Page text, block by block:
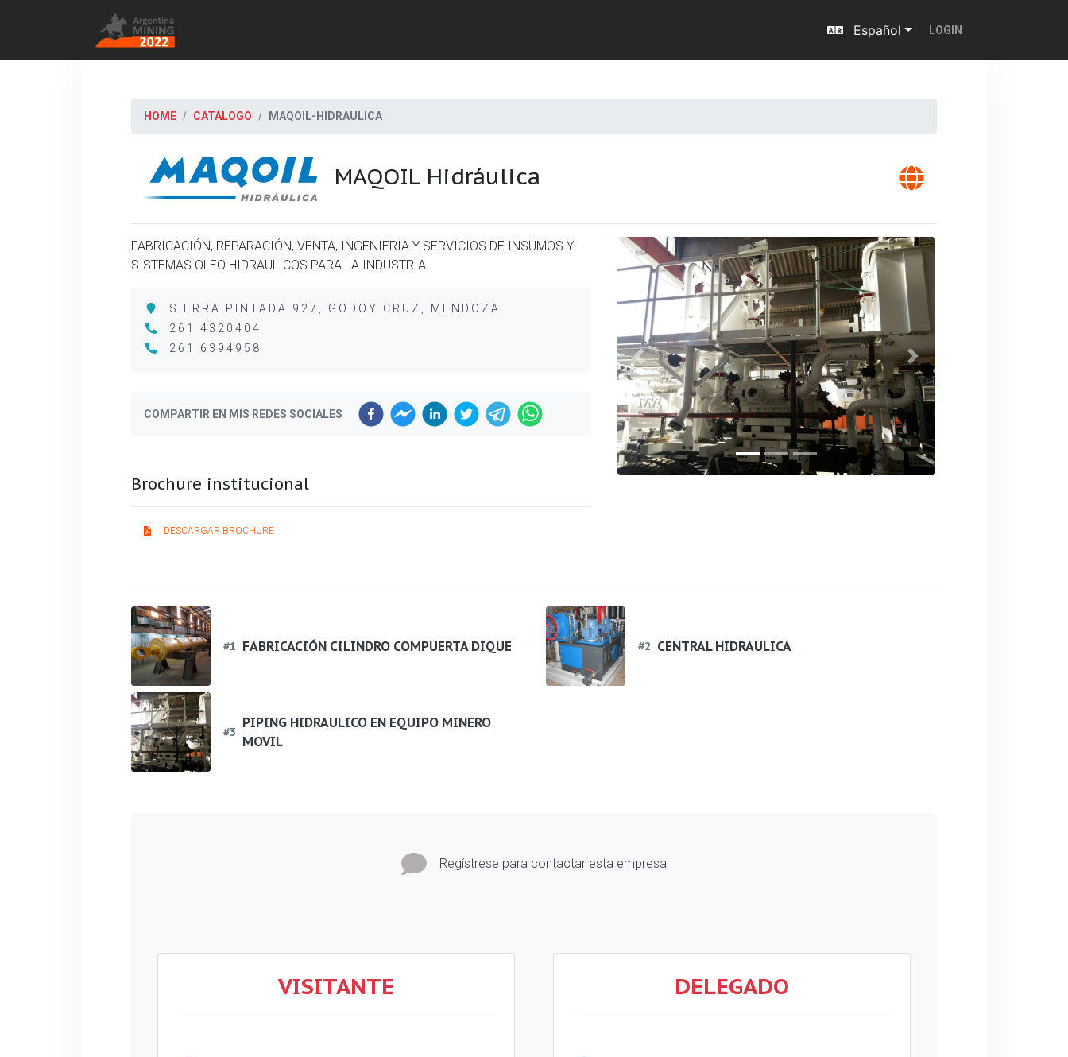
Español LOGIN
HOME CATÁLOGO MAQOIL-HIDRAULICA
MAQOIL Hidráulica
FABRICACIÓN, REPARACIÓN, VENTA, INGENIERIA Y SERVICIOS DE INSUMOS Y
SISTEMAS OLEO HIDRAULICOS PARA LA INDUSTRIA.
SIERRA PINTADA 927, GODOY CRUZ, MENDOZA
261 4320404
261 6394958
COMPARTIR EN MIS REDES SOCIALES
Brochure institucional
DESCARGAR BROCHURE
Previous Next
#1 FABRICACIÓN CILINDRO COMPUERTA DIQUE #2 CENTRAL HIDRAULICA
#3
PIPING HIDRAULICO EN EQUIPO MINERO
MOVIL
Regístrese para contactar esta empresa
VISITANTE DELEGADO